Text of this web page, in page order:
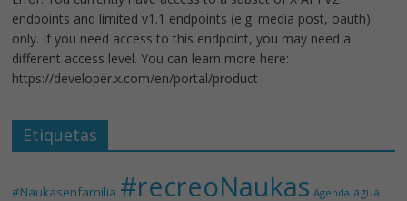
endpoints and limited v1.1 endpoints (e.g. media post, oauth)
only. If you need access to this endpoint, you may need a
different access level. You can learn more here:
https://developer.x.com/en/portal/product
Etiquetas
#Naukasenfamilia #recreoNaukas Agenda agua